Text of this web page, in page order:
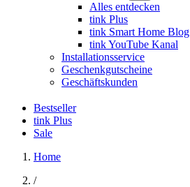
Alles entdecken
tink Plus
tink Smart Home Blog
tink YouTube Kanal
Installationsservice
Geschenkgutscheine
Geschäftskunden
Bestseller
tink Plus
Sale
Home
/